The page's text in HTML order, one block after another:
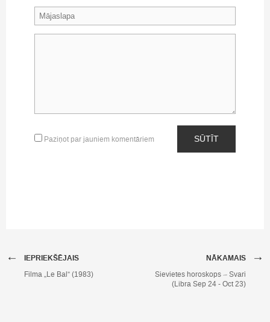
Paziņot par jauniem komentāriem SŪTĪT
IEPRIEKŠĒJAIS
←
Filma „Le Bal” (1983)
NĀKAMAIS →
Sievietes horoskops – Svari
(Libra Sep 24 - Oct 23)